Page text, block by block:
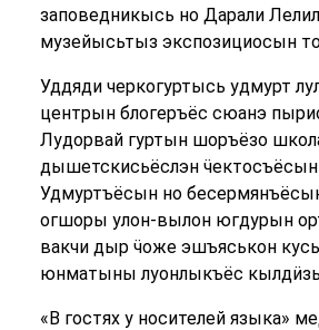
заповедникысь но Дарали
музейысьтыз экспозициосын
Уддяди черкогуртысь удмурт
центрын блогеръёс сюанэ
Лудорвай гуртын шоръёзо
дышетскисьёслэн
Удмуртъёсын но
огшоры улон-вылон югдурын
вакчи дыр ӵоже эшъяськон
юнматыны луонлыкъёс
«В гостях у носителей языка»